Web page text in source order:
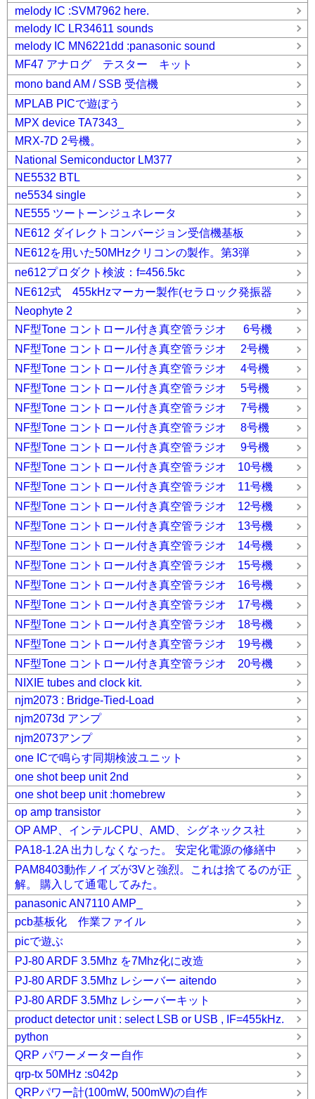
melody IC :SVM7962 here.
melody IC LR34611 sounds
melody IC MN6221dd :panasonic sound
MF47 アナログ テスター キット
mono band AM / SSB 受信機
MPLAB PICで遊ぼう
MPX device TA7343_
MRX-7D 2号機。
National Semiconductor LM377
NE5532 BTL
ne5534 single
NE555 ツートーンジュネレータ
NE612 ダイレクトコンバージョン受信機基板
NE612を用いた50MHzクリコンの製作。第3弾
ne612プロダクト検波：f=456.5kc
NE612式 455kHzマーカー製作(セラロック発振器
Neophyte 2
NF型Tone コントロール付き真空管ラジオ 6号機
NF型Tone コントロール付き真空管ラジオ 2号機
NF型Tone コントロール付き真空管ラジオ 4号機
NF型Tone コントロール付き真空管ラジオ 5号機
NF型Tone コントロール付き真空管ラジオ 7号機
NF型Tone コントロール付き真空管ラジオ 8号機
NF型Tone コントロール付き真空管ラジオ 9号機
NF型Tone コントロール付き真空管ラジオ 10号機
NF型Tone コントロール付き真空管ラジオ 11号機
NF型Tone コントロール付き真空管ラジオ 12号機
NF型Tone コントロール付き真空管ラジオ 13号機
NF型Tone コントロール付き真空管ラジオ 14号機
NF型Tone コントロール付き真空管ラジオ 15号機
NF型Tone コントロール付き真空管ラジオ 16号機
NF型Tone コントロール付き真空管ラジオ 17号機
NF型Tone コントロール付き真空管ラジオ 18号機
NF型Tone コントロール付き真空管ラジオ 19号機
NF型Tone コントロール付き真空管ラジオ 20号機
NIXIE tubes and clock kit.
njm2073 : Bridge-Tied-Load
njm2073d アンプ
njm2073アンプ
one ICで鳴らす同期検波ユニット
one shot beep unit 2nd
one shot beep unit :homebrew
op amp transistor
OP AMP、インテルCPU、AMD、シグネックス社
PA18-1.2A 出力しなくなった。 安定化電源の修繕中
PAM8403動作ノイズが3Vと強烈。これは捨てるのが正
解。 購入して通電してみた。
panasonic AN7110 AMP_
pcb基板化 作業ファイル
picで遊ぶ
PJ-80 ARDF 3.5Mhz を7Mhz化に改造
PJ-80 ARDF 3.5Mhz レシーバー aitendo
PJ-80 ARDF 3.5Mhz レシーバーキット
product detector unit : select LSB or USB , IF=455kHz.
python
QRP パワーメーター自作
qrp-tx 50MHz :s042p
QRPパワー計(100mW, 500mW)の自作